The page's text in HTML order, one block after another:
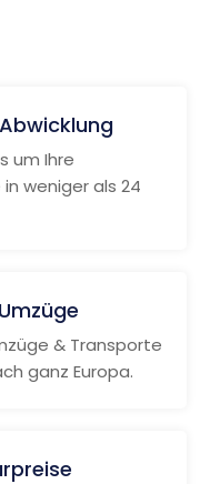
um Ihre
weniger als 24
& Transporte
ganz Europa.